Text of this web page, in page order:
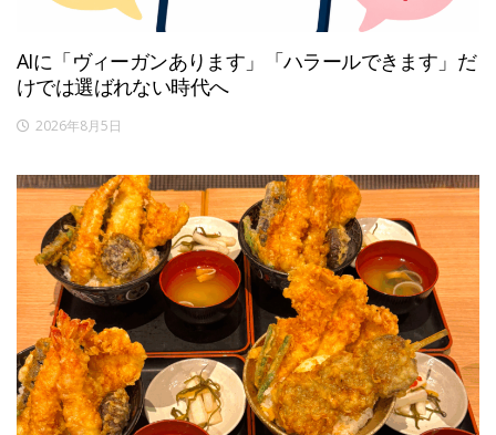
AIに「ヴィーガンあります」「ハラールできます」だ
けでは選ばれない時代へ
2026年8月5日